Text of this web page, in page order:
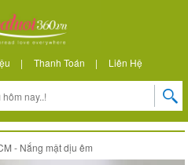
| Thanh Toán | Liên Hệ
- Nắng mật dịu êm